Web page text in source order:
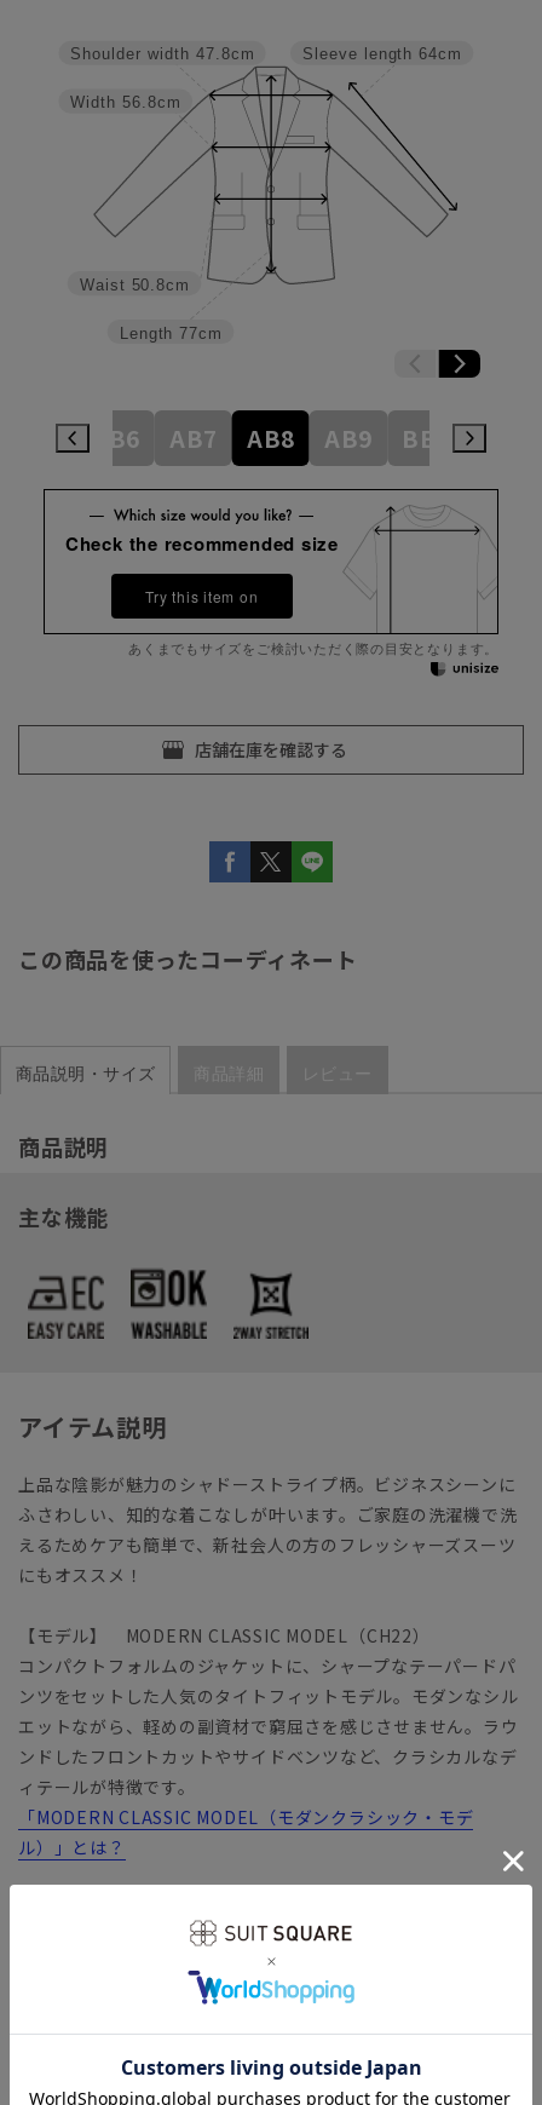
Sleeve length 64cm
Length 77cm
Waist 50.8cm
Width 56.8cm
Shoulder width 47.8cm
AB6 AB7 AB8 AB9 BE3
Check the recommended size
Try this item on
あくまでもサイズをご検討いただく際の目安となります。
この商品を使ったコーディネート
商品説明・サイズ 商品詳細 レビュー
商品説明
主な機能
アイテム説明
上品な陰影が魅力のシャドーストライプ柄。ビジネスシーンに
ふさわしい、知的な着こなしが叶います。ご家庭の洗濯機で洗
えるためケアも簡単で、新社会人の方のフレッシャーズスーツ
にもオススメ！
【モデル】 MODERN CLASSIC MODEL（CH22）
コンパクトフォルムのジャケットに、シャープなテーパードパ
ンツをセットした人気のタイトフィットモデル。モダンなシル
エットながら、軽めの副資材で窮屈さを感じさせません。ラウ
ンドしたフロントカットやサイドベンツなど、クラシカルなデ
ィテールが特徴です。
「MODERN CLASSIC MODEL（モダンクラシック・モデ
ル）」とは？
ウールとポリエステルをバランス良く混紡した生地を使用。風
合いの良さと耐久性に優れたファブリック。タテ糸・ヨコ糸に
SOLOTEX（ソロテックス）を採用し、優れた伸縮性と形態安
定性も兼備しています。適度な厚みとハリが嬉しい、安心感の
あるファブリックです。